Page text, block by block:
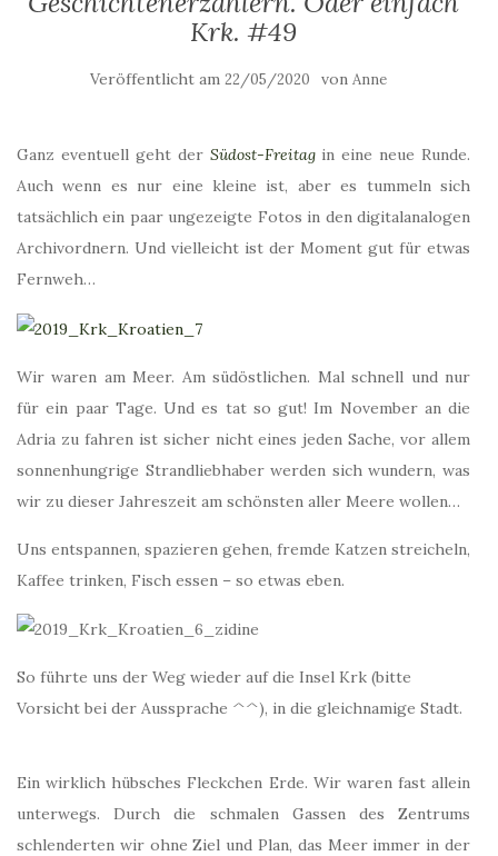
Krk. #49
Veröffentlicht am 22/05/2020 von Anne
Ganz eventuell geht der Südost-Freitagin eine neue Runde.
Auch wenn es nur eine kleine ist, aber es tummeln sich
tatsächlich ein paar ungezeigte Fotos in den digitalanalogen
Archivordnern. Und vielleicht ist der Moment gut für etwas
Fernweh…
Wir waren am Meer. Am südöstlichen. Mal schnell und nur
für ein paar Tage. Und es tat so gut! Im November an die
Adria zu fahren ist sicher nicht eines jeden Sache, vor allem
sonnenhungrige Strandliebhaber werden sich wundern, was
wir zu dieser Jahreszeit am schönsten aller Meere wollen…
Uns entspannen, spazieren gehen, fremde Katzen streicheln,
Kaffee trinken, Fisch essen – so etwas eben.
So führte uns der Weg wieder auf die Insel Krk (bitte
Vorsicht bei der Aussprache ^^), in die gleichnamige Stadt.
Ein wirklich hübsches Fleckchen Erde. Wir waren fast allein
unterwegs. Durch die schmalen Gassen des Zentrums
schlenderten wir ohne Ziel und Plan, das Meer immer in der